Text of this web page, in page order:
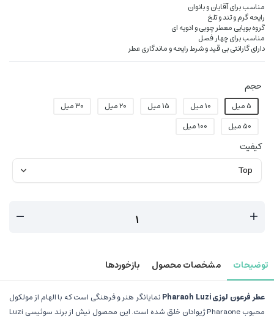
مناسب برای آقایان و بانوان
رایحه گرم و تند و تلخ
گروه بویایی معطر چوبی و ادویه ای
مناسب برای چهار فصل
دارای گارانتی بی قید و شرط رایحه و ماندگاری عطر
حجم
5 میل 10 میل 15 میل 20 میل
30 میل
50 میل
100 میل
کیفیت
توضیحات مشخصات محصول بازخوردها
عطر فرعون لوزی Pharaoh Luzi
نمایانگر هنر و فرهنگی است که با الهام از مولکول
محبوب Pharaone ژیوادان خلق شده است. این محصول نیش از برند سوئیسی Luzi